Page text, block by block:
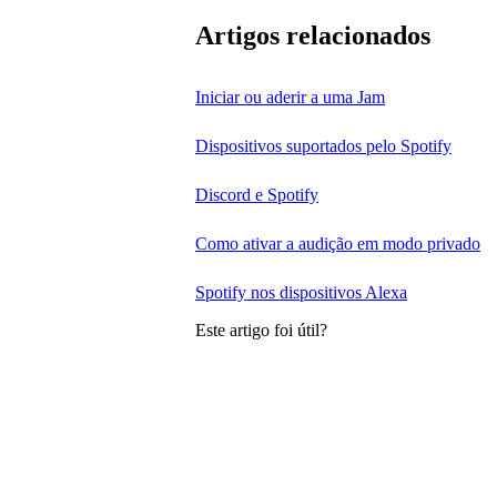
Artigos relacionados
Iniciar ou aderir a uma Jam
Dispositivos suportados pelo Spotify
Discord e Spotify
Como ativar a audição em modo privado
Spotify nos dispositivos Alexa
Este artigo foi útil?